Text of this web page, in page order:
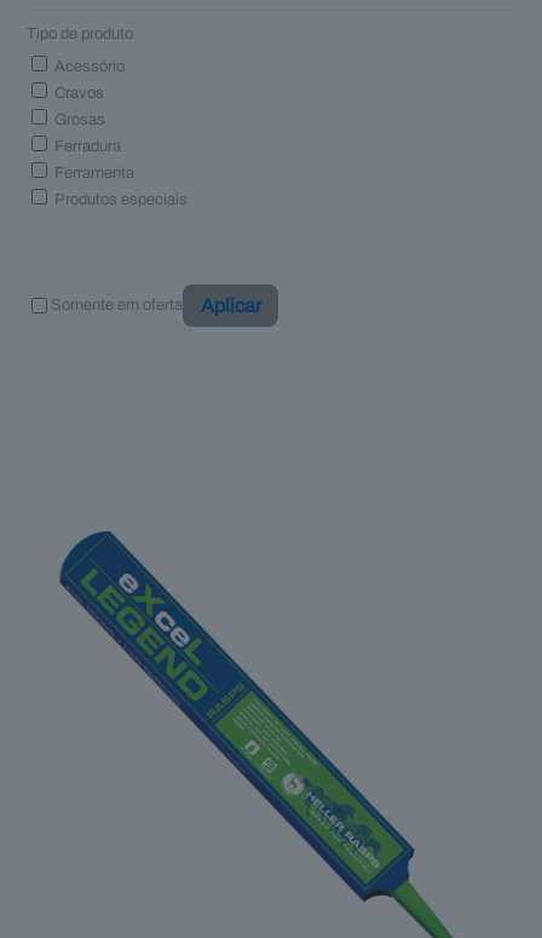
Tipo de produto
Acessório
Cravos
Grosas
Ferradura
Ferramenta
Produtos especiais
Somente em oferta Aplicar